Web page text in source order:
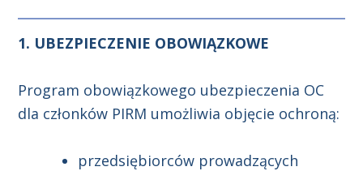
1. UBEZPIECZENIE OBOWIĄZKOWE
Program obowiązkowego ubezpieczenia OC
dla członków PIRM umożliwia objęcie ochroną:
przedsiębiorców prowadzących